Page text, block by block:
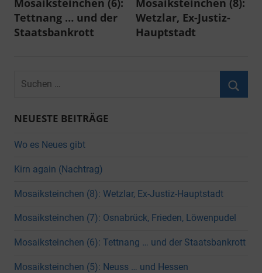
Mosaiksteinchen (6):
Tettnang … und der
Staatsbankrott
Mosaiksteinchen (8):
Wetzlar, Ex-Justiz-
Hauptstadt
Suchen
NEUESTE BEITRÄGE
Wo es Neues gibt
Kirn again (Nachtrag)
Mosaiksteinchen (8): Wetzlar, Ex-Justiz-Hauptstadt
Mosaiksteinchen (7): Osnabrück, Frieden, Löwenpudel
Mosaiksteinchen (6): Tettnang … und der Staatsbankrott
Mosaiksteinchen (5): Neuss … und Hessen